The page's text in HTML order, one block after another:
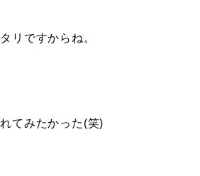
リですからね。
てみたかった(笑)